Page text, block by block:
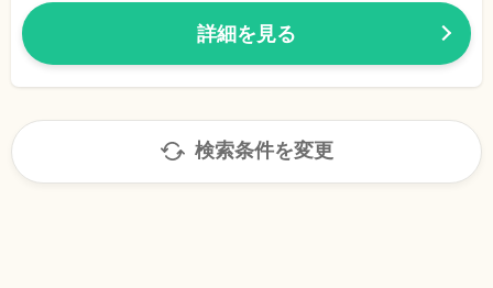
詳細を見る
検索条件を変更